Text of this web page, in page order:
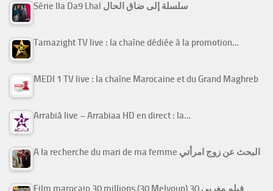
Série Ila Da9 Lhal سلسلة إلى ضاق الحال
Tamazight TV live : la chaîne dédiée à la promotion…
MEDI 1 TV live : la chaîne Marocaine et du Grand Maghreb
Arrabiâ live – Arrabiaa HD en direct : la…
A la recherche du mari de ma femme البحث عن زوج امرأتي
Film marocain 30 millions (30 Melyoun) فيلم مغربي 30